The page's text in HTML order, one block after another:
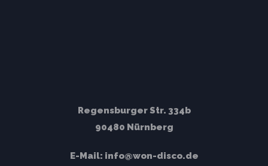
Regensburger Str. 334b
90480 Nürnberg
E-Mail: info@won-disco.de